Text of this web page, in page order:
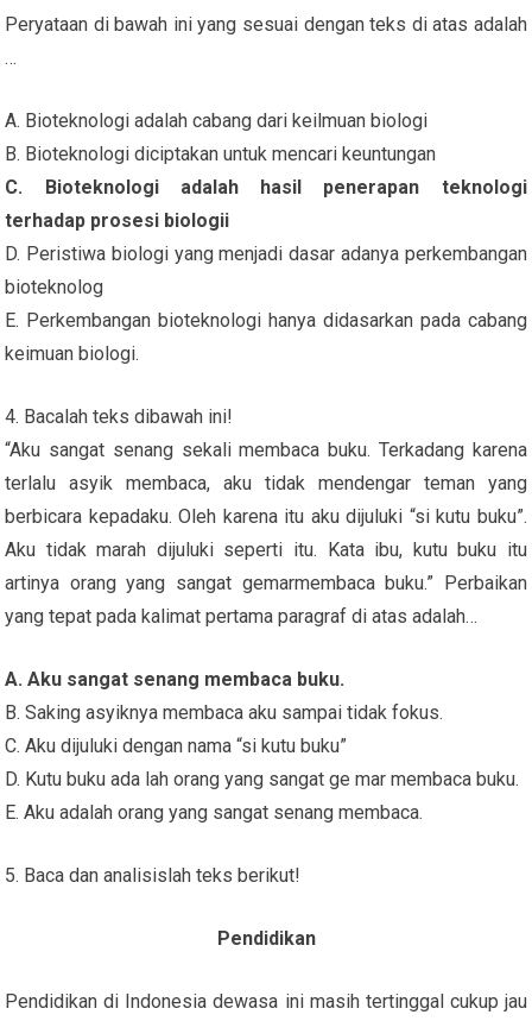
Peryataan di bawah ini yang sesuai dengan teks di atas adalah
…
A. Bioteknologi adalah cabang dari keilmuan biologi
B. Bioteknologi diciptakan untuk mencari keuntungan
C. Bioteknologi adalah hasil penerapan teknologi
terhadap prosesi biologii
D. Peristiwa biologi yang menjadi dasar adanya perkembangan
bioteknolog
E. Perkembangan bioteknologi hanya didasarkan pada cabang
keimuan biologi.
4. Bacalah teks dibawah ini!
“Aku sangat senang sekali membaca buku. Terkadang karena
terlalu asyik membaca, aku tidak mendengar teman yang
berbicara kepadaku. Oleh karena itu aku dijuluki “si kutu buku”.
Aku tidak marah dijuluki seperti itu. Kata ibu, kutu buku itu
artinya orang yang sangat gemarmembaca buku.” Perbaikan
yang tepat pada kalimat pertama paragraf di atas adalah…
A. Aku sangat senang membaca buku.
B. Saking asyiknya membaca aku sampai tidak fokus.
C. Aku dijuluki dengan nama “si kutu buku”
D. Kutu buku ada lah orang yang sangat ge mar membaca buku.
E. Aku adalah orang yang sangat senang membaca.
5. Baca dan analisislah teks berikut!
Pendidikan
Pendidikan di Indonesia dewasa ini masih tertinggal cukup jau